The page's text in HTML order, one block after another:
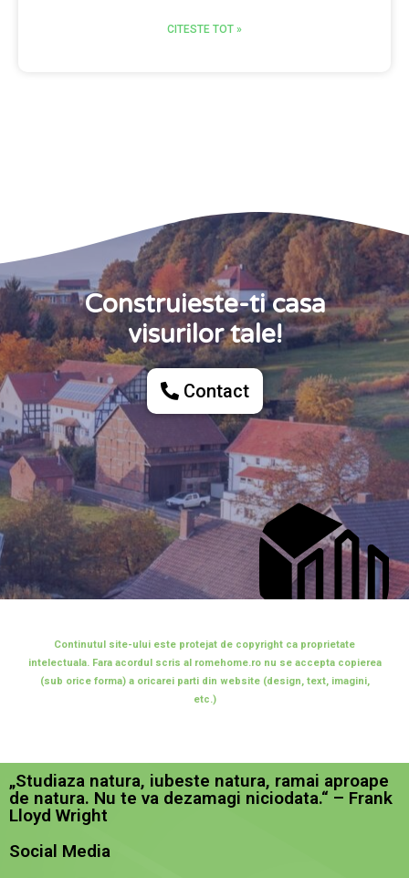
CITESTE TOT »
Construieste-ti casa
visurilor tale!
Contact
Continutul site-ului este protejat de copyright ca proprietate
intelectuala. Fara acordul scris al romehome.ro nu se accepta copierea
(sub orice forma) a oricarei parti din website (design, text, imagini,
etc.)
„Studiaza natura, iubeste natura, ramai aproape
de natura. Nu te va dezamagi niciodata.“ – Frank
Lloyd Wright
Social Media